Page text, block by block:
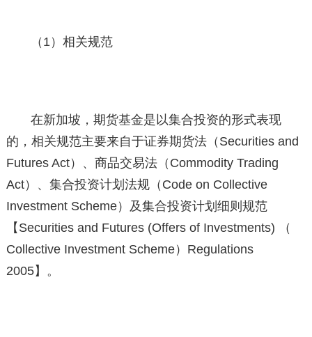
（1）相关规范
在新加坡，期货基金是以集合投资的形式表现
的，相关规范主要来自于证券期货法（Securities and
Futures Act）、商品交易法（Commodity Trading
Act）、集合投资计划法规（Code on Collective
Investment Scheme）及集合投资计划细则规范
【Securities and Futures (Offers of Investments) （
Collective Investment Scheme）Regulations
2005】。